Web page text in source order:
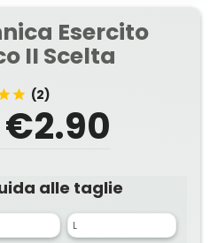
Esercito
II Scelta
(2)
€2.90
alle taglie
L